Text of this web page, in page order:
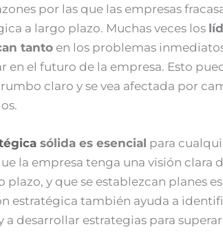
por las que las empresas
a largo plazo. Muchas veces los
tantoen los problemas
en el futuro de la empresa. Esto
claro y se vea afectada por
sólida es esencial para
la empresa tenga una visión clara
plazo, y que se establezcan planes
estratégica también ayuda a
desarrollar estrategias para